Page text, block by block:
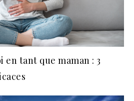
en tant que maman : 3